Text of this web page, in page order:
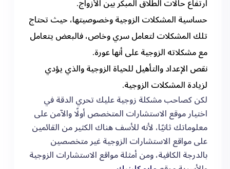
ارتفاع حالات الطلاق المبكر بين الأزواج.
حساسية المشكلات الزوجية وخصوصيتها، حيث تحتاج
تلك المشكلات لتعامل سري وخاص، فالبعض يتعامل
مع مشكلاته الزوجية على أنها عورة.
نقص الإعداد والتأهيل للحياة الزوجية والذي يؤدي
لزيادة المشكلات الزوجية.
لكن كصاحب مشكلة زوجية عليك تحري الدقة في
اختيار موقع الاستشارات المتخصص أولًا والآمن على
معلوماتك ثانيًا، لأنه للأسف هناك الكثير من القائمين
على مواقع الاستشارات الزوجية غير متخصصين
بالدرجة الكافية، ومن أمثلة مواقع الاستشارات الزوجية